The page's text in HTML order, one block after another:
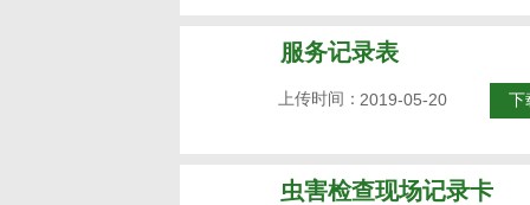
服务记录表
2019-05-20
上传时间： 下
虫害检查现场记录卡